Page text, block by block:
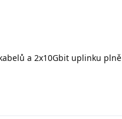
a 2x10Gbit uplinku plně